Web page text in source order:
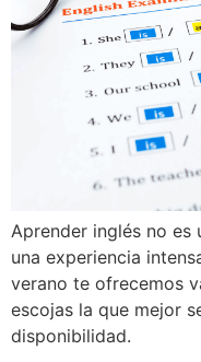
Aprender inglés no es
una experiencia
verano te ofrecemos
escojas la que mejor
disponibilidad.